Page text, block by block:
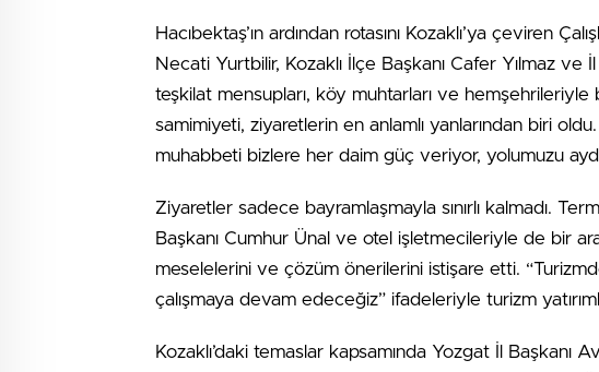
Hacıbektaş’ın ardından rotasını Kozaklı’ya çeviren
Necati Yurtbilir, Kozaklı İlçe Başkanı Cafer Yılmaz
teşkilat mensupları, köy muhtarları ve hemşehrileriyle
samimiyeti, ziyaretlerin en anlamlı yanlarından biri oldu.
muhabbeti bizlere her daim güç veriyor, yolumuzu
Ziyaretler sadece bayramlaşmayla sınırlı kalmadı.
Başkanı Cumhur Ünal ve otel işletmecileriyle de bir
meselelerini ve çözüm önerilerini istişare etti.
çalışmaya devam edeceğiz” ifadeleriyle turizm
Kozaklı’daki temaslar kapsamında Yozgat İl Başkanı